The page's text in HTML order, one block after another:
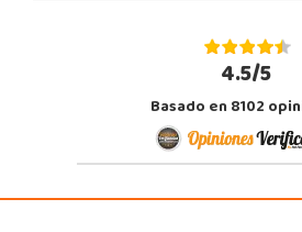
4.5/5
Basado en 8102